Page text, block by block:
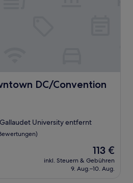
DC/Convention
DC/Convention Center
University entfernt
Der
Preis
beträgt
113 €
inkl. Steuern & Gebühren
9. Aug.–10. Aug.